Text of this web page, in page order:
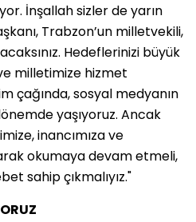
İnşallah sizler de yarın
Trabzon’un milletvekili,
Hedeflerinizi büyük
milletimize hizmet
çağında, sosyal medyanın
yaşıyoruz. Ancak
inancımıza ve
okumaya devam etmeli,
sahip çıkmalıyız."